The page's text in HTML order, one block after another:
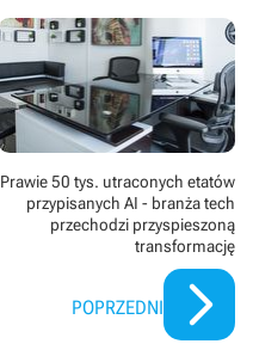
Prawie 50 tys. utraconych etatów
przypisanych AI - branża tech
przechodzi przyspieszoną
transformację
POPRZEDNI